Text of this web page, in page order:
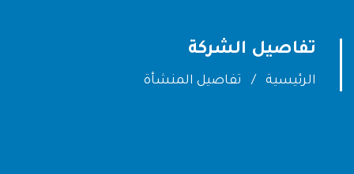
تفاصيل الشركة
الرئيسية تفاصيل المنشأة